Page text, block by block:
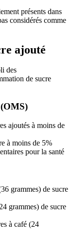
présents dans
considérés comme
ajouté
des
de sucre
ajoutés à moins de
à moins de 5%
pour la santé
grammes) de sucre
grammes) de sucre
à café (24